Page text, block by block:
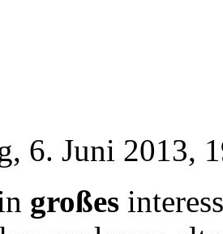
6. Juni 2013,
großes